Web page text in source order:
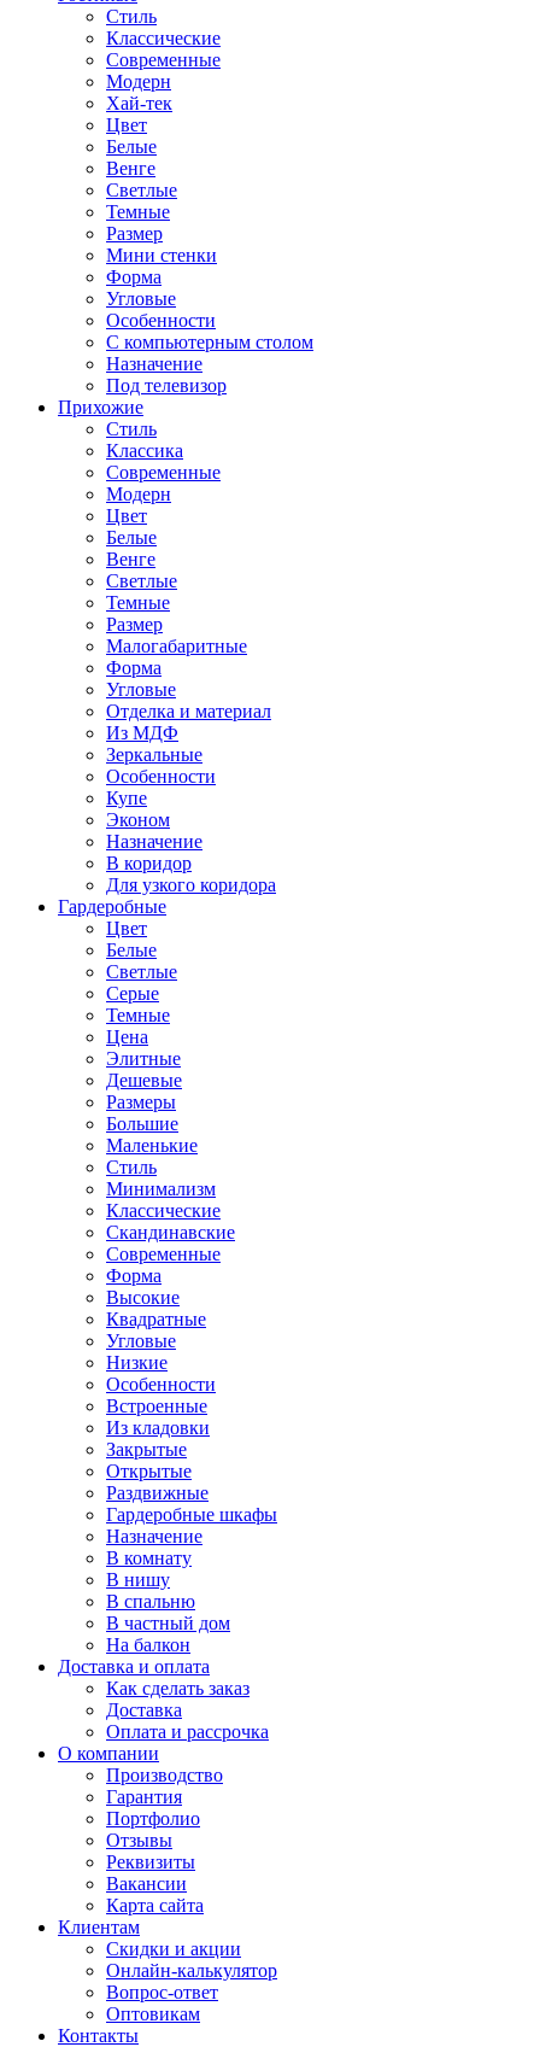
Стиль
Классические
Современные
Модерн
Хай-тек
Цвет
Белые
Венге
Светлые
Темные
Размер
Мини стенки
Форма
Угловые
Особенности
С компьютерным столом
Назначение
Под телевизор
Прихожие
Стиль
Классика
Современные
Модерн
Цвет
Белые
Венге
Светлые
Темные
Размер
Малогабаритные
Форма
Угловые
Отделка и материал
Из МДФ
Зеркальные
Особенности
Купе
Эконом
Назначение
В коридор
Для узкого коридора
Гардеробные
Цвет
Белые
Светлые
Серые
Темные
Цена
Элитные
Дешевые
Размеры
Большие
Маленькие
Стиль
Минимализм
Классические
Скандинавские
Современные
Форма
Высокие
Квадратные
Угловые
Низкие
Особенности
Встроенные
Из кладовки
Закрытые
Открытые
Раздвижные
Гардеробные шкафы
Назначение
В комнату
В нишу
В спальню
В частный дом
На балкон
Доставка и оплата
Как сделать заказ
Доставка
Оплата и рассрочка
О компании
Производство
Гарантия
Портфолио
Отзывы
Реквизиты
Вакансии
Карта сайта
Клиентам
Скидки и акции
Онлайн-калькулятор
Вопрос-ответ
Оптовикам
Контакты